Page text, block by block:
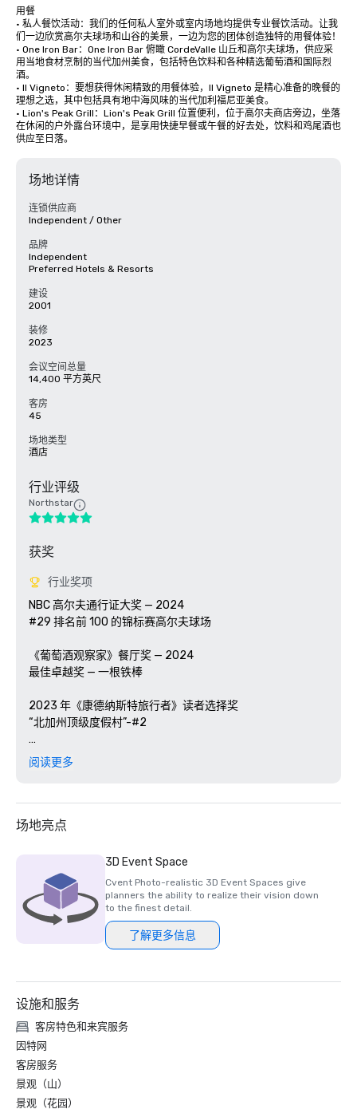
用餐
• 私人餐饮活动：我们的任何私人室外或室内场地均提供专业餐饮活动。让我
们一边欣赏高尔夫球场和山谷的美景，一边为您的团体创造独特的用餐体验！
• One Iron Bar：One Iron Bar 俯瞰 CordeValle 山丘和高尔夫球场，供应采
用当地食材烹制的当代加州美食，包括特色饮料和各种精选葡萄酒和国际烈
酒。
• Il Vigneto：要想获得休闲精致的用餐体验，Il Vigneto 是精心准备的晚餐的
理想之选，其中包括具有地中海风味的当代加利福尼亚美食。
• Lion's Peak Grill：Lion's Peak Grill 位置便利，位于高尔夫商店旁边，坐落
在休闲的户外露台环境中，是享用快捷早餐或午餐的好去处，饮料和鸡尾酒也
供应至日落。
场地详情
连锁供应商
Independent / Other
品牌
Independent
Preferred Hotels & Resorts
建设
2001
装修
2023
会议空间总量
14,400 平方英尺
客房
45
场地类型
酒店
行业评级
Northstar
获奖
行业奖项
NBC 高尔夫通行证大奖 — 2024
#29 排名前 100 的锦标赛高尔夫球场
《葡萄酒观察家》餐厅奖 — 2024
最佳卓越奖 — 一根铁棒
2023 年《康德纳斯特旅行者》读者选择奖
“北加州顶级度假村”-#2
《高尔夫周刊》杂志 — 2023
硅谷商业杂志 — 2023
大湾区高尔夫球场的 #1
奢华旅行杂志-2023
世界上最浪漫的酒店
《葡萄酒观察家》餐厅奖 — 2022年
最佳卓越奖 — 一根铁棒
硅商业杂志 — 2021
#1 大湾区最艰难的高尔夫球场
《高尔夫周刊》杂志 — 2021 年 5 月
#7 你可以在加利福尼亚玩的前 100 个球场和在美国可以玩的
前 100 个球场 #69
阅读更多
场地亮点
3D Event Space
Cvent Photo-realistic 3D Event Spaces give
planners the ability to realize their vision down
to the finest detail.
了解更多信息
设施和服务
客房特色和来宾服务
因特网
客房服务
景观（山）
景观（花园）